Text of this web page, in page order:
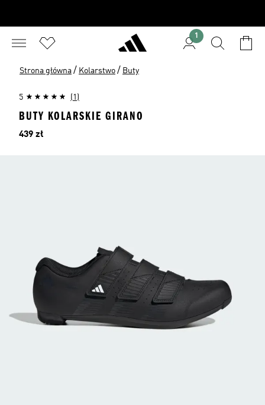
1
Strona główna / Kolarstwo / Buty
5 (1)
BUTY KOLARSKIE GIRANO
Cena
439 zł